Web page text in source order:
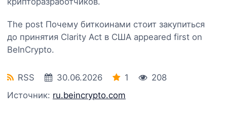
The post Почему биткоинами стоит закупиться
до принятия Clarity Act в США appeared first on
BeInCrypto.
RSS 30.06.2026 1
208
Источник: ru.beincrypto.com